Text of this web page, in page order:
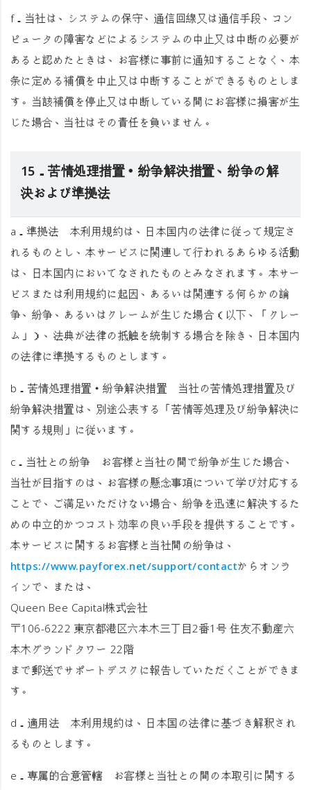
f．当社は、システムの保守、通信回線又は通信手段、コン
ピュータの障害などによるシステムの中止又は中断の必要が
あると認めたときは、お客様に事前に通知することなく、本
条に定める補償を中止又は中断することができるものとしま
す。当該補償を停止又は中断している間にお客様に損害が生
じた場合、当社はその責任を負いません。
15．苦情処理措置・紛争解決措置、紛争の解
決および準拠法
a．準拠法 本利用規約は、日本国内の法律に従って規定さ
れるものとし、本サービスに関連して行われるあらゆる活動
は、日本国内においてなされたものとみなされます。本サー
ビスまたは利用規約に起因、あるいは関連する何らかの論
争、紛争、あるいはクレームが生じた場合（以下、「クレー
ム」）、法典が法律の抵触を統制する場合を除き、日本国内
の法律に準拠するものとします。
b．苦情処理措置・紛争解決措置 当社の苦情処理措置及び
紛争解決措置は、別途公表する「苦情等処理及び紛争解決に
関する規則」に従います。
c． 当社との紛争 お客様と当社の間で紛争が生じた場合、
当社が目指すのは、お客様の懸念事項について学び対応する
ことで、ご満足いただけない場合、紛争を迅速に解決するた
めの中立的かつコスト効率の良い手段を提供することです。
本サービスに関するお客様と当社間の紛争は、
https://www.payforex.net/support/contactからオンラ
インで、または、
Queen Bee Capital株式会社
〒106-6222 東京都港区六本木三丁目2番1号 住友不動産六
本木グランドタワー 22階
まで郵送でサポートデスクに報告していただくことができま
す。
d．適用法 本利用規約は、日本国の法律に基づき解釈され
るものとします。
e．専属的合意管轄 お客様と当社との間の本取引に関する